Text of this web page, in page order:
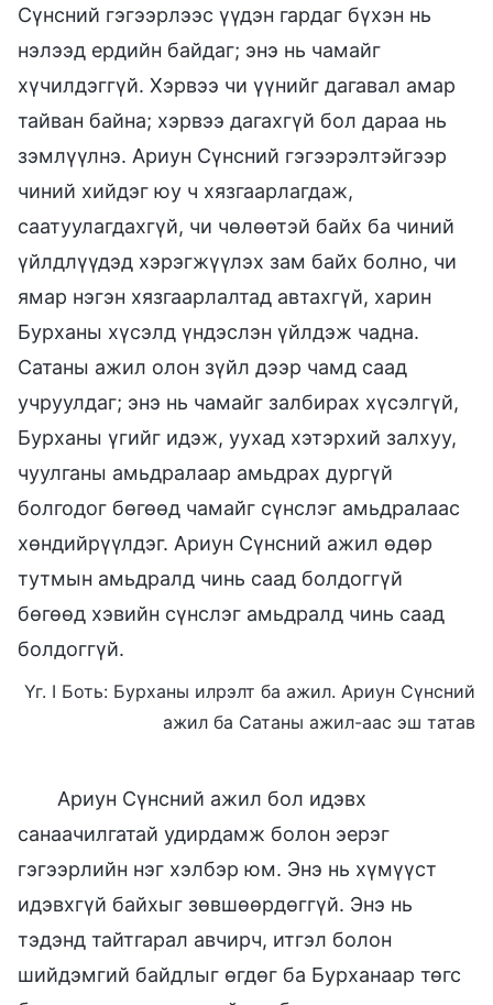
Сүнсний гэгээрлээс үүдэн гардаг бүхэн нь
нэлээд ердийн байдаг; энэ нь чамайг
хүчилдэггүй. Хэрвээ чи үүнийг дагавал амар
тайван байна; хэрвээ дагахгүй бол дараа нь
зэмлүүлнэ. Ариун Сүнсний гэгээрэлтэйгээр
чиний хийдэг юу ч хязгаарлагдаж,
саатуулагдахгүй, чи чөлөөтэй байх ба чиний
үйлдлүүдэд хэрэгжүүлэх зам байх болно, чи
ямар нэгэн хязгаарлалтад автахгүй, харин
Бурханы хүсэлд үндэслэн үйлдэж чадна.
Сатаны ажил олон зүйл дээр чамд саад
учруулдаг; энэ нь чамайг залбирах хүсэлгүй,
Бурханы үгийг идэж, уухад хэтэрхий залхуу,
чуулганы амьдралаар амьдрах дургүй
болгодог бөгөөд чамайг сүнслэг амьдралаас
хөндийрүүлдэг. Ариун Сүнсний ажил өдөр
тутмын амьдралд чинь саад болдоггүй
бөгөөд хэвийн сүнслэг амьдралд чинь саад
болдоггүй.
Үг. I Боть: Бурханы илрэлт ба ажил. Ариун Сүнсний
ажил ба Сатаны ажил-aaс эш татав
Ариун Сүнсний ажил бол идэвх
санаачилгатай удирдамж болон эерэг
гэгээрлийн нэг хэлбэр юм. Энэ нь хүмүүст
идэвхгүй байхыг зөвшөөрдөггүй. Энэ нь
тэдэнд тайтгарал авчирч, итгэл болон
шийдэмгий байдлыг өгдөг ба Бурханаар төгс